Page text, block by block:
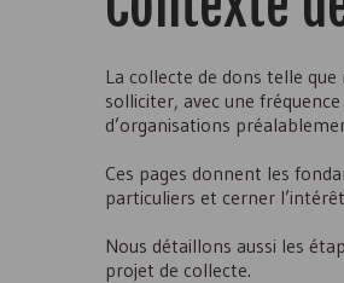
La collecte de dons telle
solliciter, avec une
d’organisations
Ces pages donnent les
particuliers et cerner
Nous détaillons aussi les
projet de collecte.